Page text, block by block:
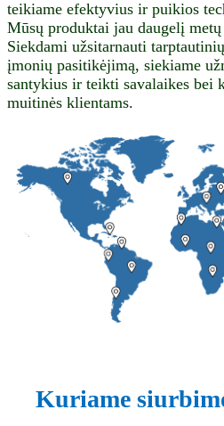
teikiame efektyvius ir puikios
Mūsų produktai jau daugelį
Siekdami užsitarnauti
įmonių pasitikėjimą, siekiame
santykius ir teikti savalaikes bei
muitinės klientams.
Kuriame